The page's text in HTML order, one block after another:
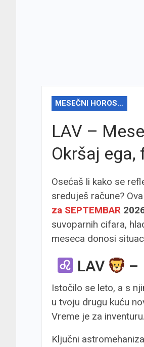
MESEČNI HOROSKOP
LAV –
Okršaj
Osećaš li kako se
sreduješ račune?
za SEPTEMBAR
suvoparnih cifara,
meseca donosi
LAV –
Istočilo se leto, a s
u tvoju drugu kuću
Vreme je za inventuru.
Ključni